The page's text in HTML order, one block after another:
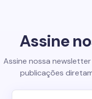
Assine
Assine nossa
publicações